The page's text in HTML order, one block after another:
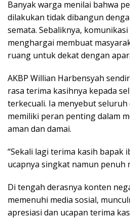
Banyak warga menilai bahwa
dilakukan tidak dibangun
semata. Sebaliknya,
menghargai membuat
ruang untuk dekat dengan
AKBP Willian Harbensyah
rasa terima kasihnya kepada
terkecuali. Ia menyebut
memiliki peran penting dalam
aman dan damai.
“Sekali lagi terima kasih bapak
ucapnya singkat namun penuh
Di tengah derasnya konten
memenuhi media sosial,
apresiasi dan ucapan terima